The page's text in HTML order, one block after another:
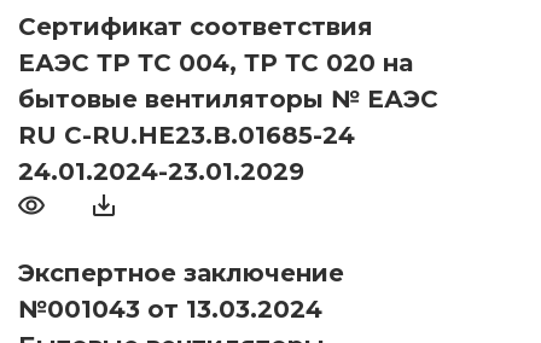
Сертификат соответствия
ЕАЭС ТР ТС 004, ТР ТС 020 на
бытовые вентиляторы № ЕАЭС
RU С-RU.НЕ23.В.01685-24
24.01.2024-23.01.2029
Экспертное заключение
№001043 от 13.03.2024